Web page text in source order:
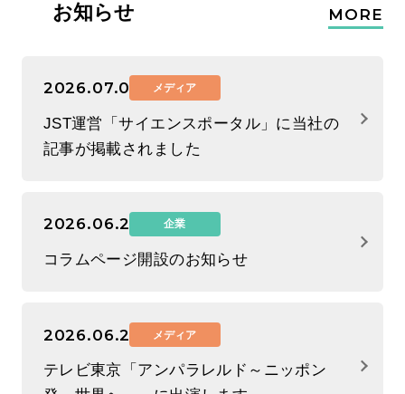
お知らせ MORE
2026.07.07 メディア
JST運営「サイエンスポータル」に当社の
記事が掲載されました
2026.06.29 企業
コラムページ開設のお知らせ
2026.06.26 メディア
テレビ東京「アンパラレルド～ニッポン